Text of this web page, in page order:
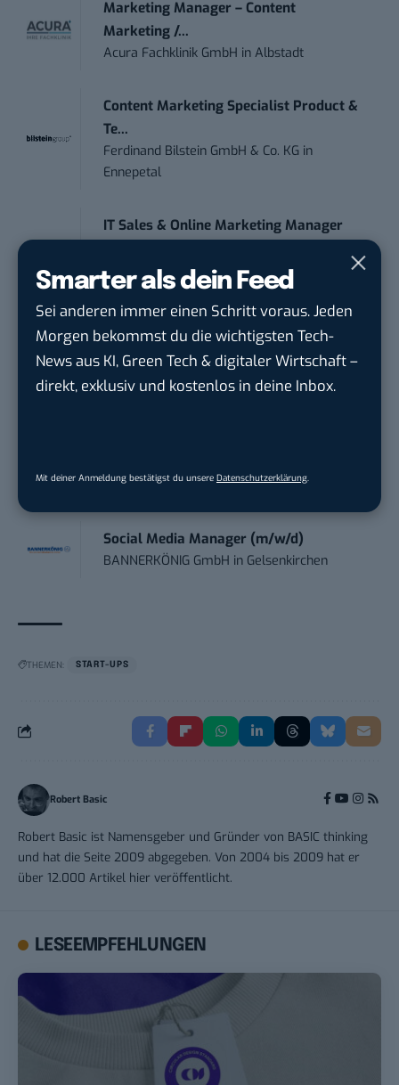
Smarter als dein Feed
Sei anderen immer einen Schritt voraus. Jeden
Morgen bekommst du die wichtigsten Tech-
News aus KI, Green Tech & digitaler Wirtschaft –
direkt, exklusiv und kostenlos in deine Inbox.
Mit deiner Anmeldung bestätigst du unsere Datenschutzerklärung
Marketing Manager – Content
Marketing /...
Acura Fachklinik GmbH inAlbstadt
Content Marketing Specialist Product &
Te...
Ferdinand Bilstein GmbH & Co. KG in
Ennepetal
IT Sales & Online Marketing Manager
Instaffo GmbH in Karlsruhe
ZEISS inOberkochen (Baden-Württemberg),
München
Remote / Mob...
Social Media Manager (m/w/d)
BANNERKÖNIG GmbH in Gelsenkirchen
THEMEN: START-UPS
Robert Basic
Robert Basic ist Namensgeber und Gründer von BASIC thinking
und hat die Seite 2009 abgegeben. Von 2004 bis 2009 hat er
über 12.000 Artikel hier veröffentlicht.
LESEEMPFEHLUNGEN